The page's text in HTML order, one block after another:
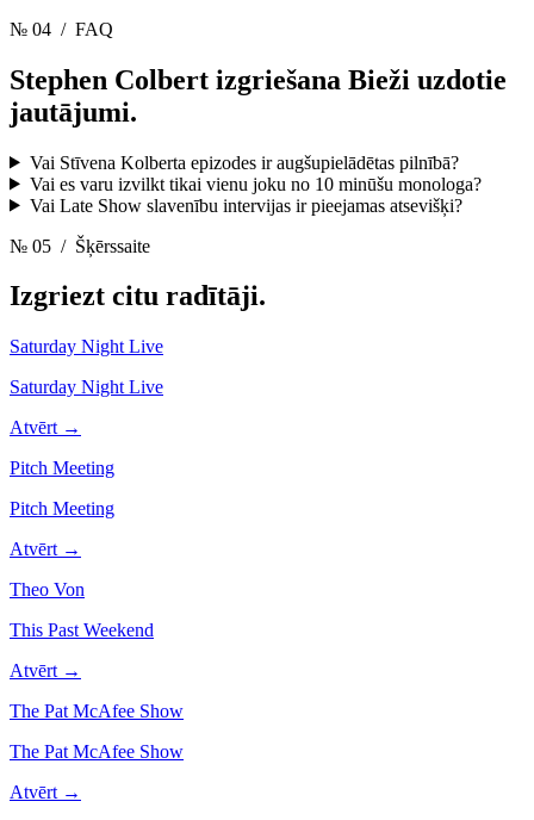
№ 04 / FAQ
Stephen Colbert izgriešana Bieži uzdotie
jautājumi.
Vai Stīvena Kolberta epizodes ir augšupielādētas pilnībā?
Vai es varu izvilkt tikai vienu joku no 10 minūšu monologa?
Vai Late Show slavenību intervijas ir pieejamas atsevišķi?
№ 05 / Šķērssaite
Izgriezt citu radītāji.
Saturday Night Live
Saturday Night Live
Atvērt →
Pitch Meeting
Pitch Meeting
Atvērt →
Theo Von
This Past Weekend
Atvērt →
The Pat McAfee Show
The Pat McAfee Show
Atvērt →